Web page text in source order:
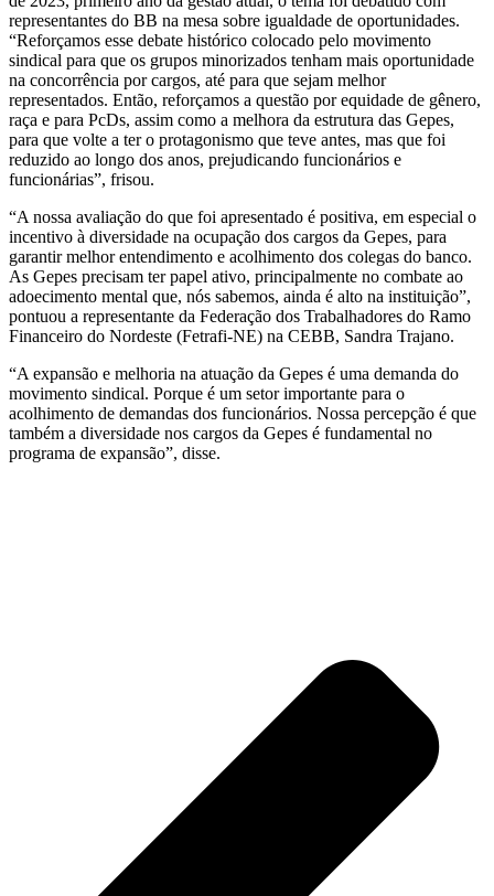
representantes do BB na mesa sobre igualdade de oportunidades.
“Reforçamos esse debate histórico colocado pelo movimento
sindical para que os grupos minorizados tenham mais oportunidade
na concorrência por cargos, até para que sejam melhor
representados. Então, reforçamos a questão por equidade de gênero,
raça e para PcDs, assim como a melhora da estrutura das Gepes,
para que volte a ter o protagonismo que teve antes, mas que foi
reduzido ao longo dos anos, prejudicando funcionários e
funcionárias”, frisou.
“A nossa avaliação do que foi apresentado é positiva, em especial o
incentivo à diversidade na ocupação dos cargos da Gepes, para
garantir melhor entendimento e acolhimento dos colegas do banco.
As Gepes precisam ter papel ativo, principalmente no combate ao
adoecimento mental que, nós sabemos, ainda é alto na instituição”,
pontuou a representante da Federação dos Trabalhadores do Ramo
Financeiro do Nordeste (Fetrafi-NE) na CEBB, Sandra Trajano.
“A expansão e melhoria na atuação da Gepes é uma demanda do
movimento sindical. Porque é um setor importante para o
acolhimento de demandas dos funcionários. Nossa percepção é que
também a diversidade nos cargos da Gepes é fundamental no
programa de expansão”, disse.